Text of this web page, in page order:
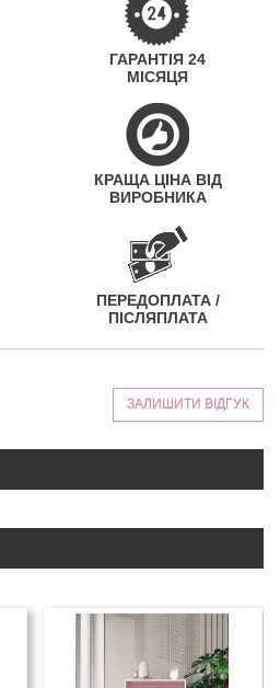
ГАРАНТІЯ 24
МІСЯЦЯ
КРАЩА ЦІНА ВІД
ВИРОБНИКА
ПЕРЕДОПЛАТА /
ПІСЛЯПЛАТА
ЗАЛИШИТИ ВІДГУК